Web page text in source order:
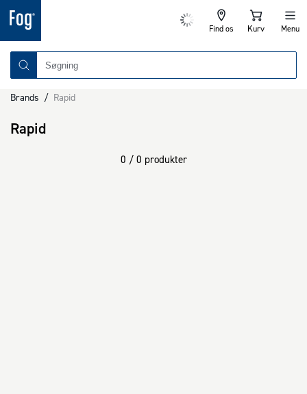
Find os Kurv Menu
Brands / Rapid
Rapid
0 / 0 produkter